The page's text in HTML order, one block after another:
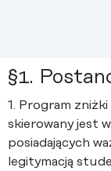
§1.
1. Program
skierowany jest
posiadających
legitymacją